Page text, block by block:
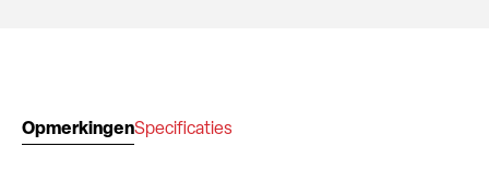
OpmerkingenSpecificaties